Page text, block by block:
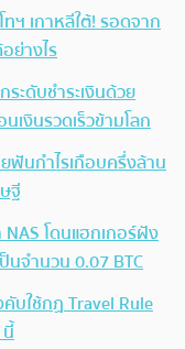
ฯ เกาหลีใต้! รอดจาก
ย่างไร
ะดับชำระเงินด้วย
เงินรวดเร็วข้ามโลก
ฟันกำไรเกือบครึ่งล้าน
ฐี
NAS โดนแฮกเกอร์ฝัง
นจำนวน 0.07 BTC
บใช้กฏ Travel Rule